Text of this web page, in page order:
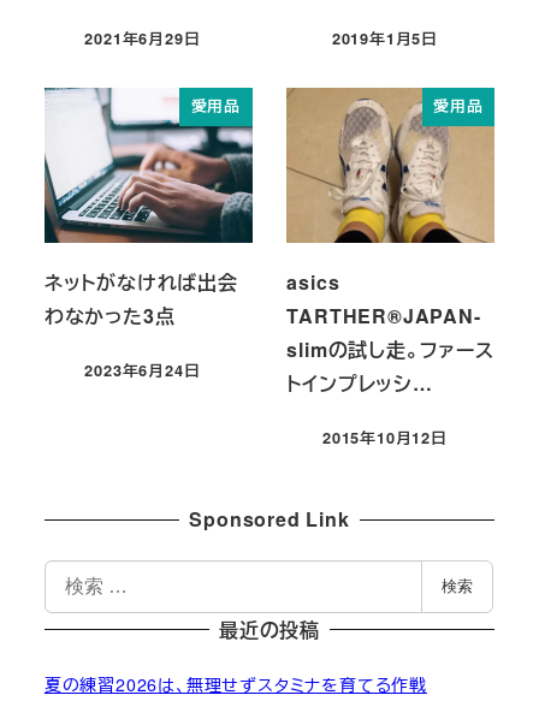
投稿日
2021年6月29日
投稿日
2019年1月5日
愛用品
ネットがなければ出会
わなかった3点
投稿日
2023年6月24日
愛用品
asics
TARTHER®JAPAN-
slimの試し走。ファース
トインプレッシ…
投稿日
2015年10月12日
Sponsored Link
検
索
検索
最近の投稿
夏の練習2026は、無理せずスタミナを育てる作戦